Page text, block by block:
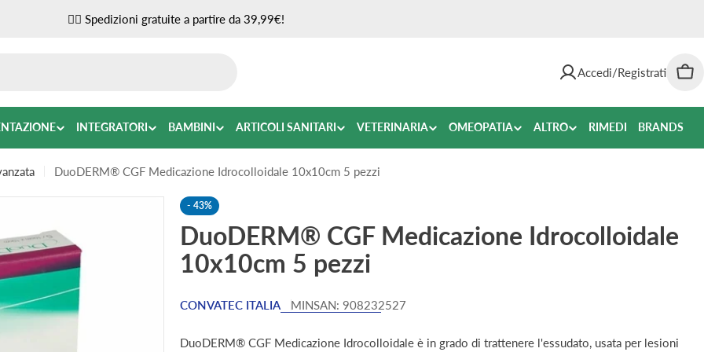
✌🏼 Spedizioni gratuite a partire da 39,99€!
Accedi/Registrati
INTEGRATORI BAMBINI ARTICOLI SANITARI VETERINARIA OMEOPATIA ALTRO RIMEDI BRANDS
DuoDERM® CGF Medicazione Idrocolloidale 10x10cm 5 pezzi
- 43%
DuoDERM® CGF Medicazione Idrocolloidale
10x10cm 5 pezzi
CONVATEC ITALIA MINSAN: 908232527
DuoDERM® CGF Medicazione Idrocolloidale è in grado di trattenere l'essudato, usata per lesioni